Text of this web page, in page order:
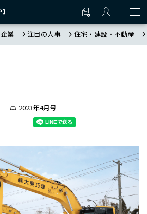
企業 注目の人事 住宅・建設・不動産
2023年4月号